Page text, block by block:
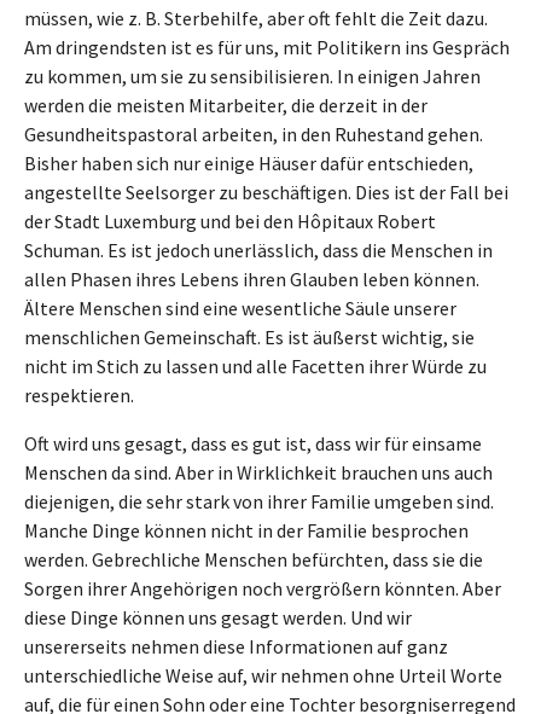
müssen, wie z. B. Sterbehilfe, aber oft fehlt die Zeit dazu.
Am dringendsten ist es für uns, mit Politikern ins Gespräch
zu kommen, um sie zu sensibilisieren. In einigen Jahren
werden die meisten Mitarbeiter, die derzeit in der
Gesundheitspastoral arbeiten, in den Ruhestand gehen.
Bisher haben sich nur einige Häuser dafür entschieden,
angestellte Seelsorger zu beschäftigen. Dies ist der Fall bei
der Stadt Luxemburg und bei den Hôpitaux Robert
Schuman. Es ist jedoch unerlässlich, dass die Menschen in
allen Phasen ihres Lebens ihren Glauben leben können.
Ältere Menschen sind eine wesentliche Säule unserer
menschlichen Gemeinschaft. Es ist äußerst wichtig, sie
nicht im Stich zu lassen und alle Facetten ihrer Würde zu
respektieren.
Oft wird uns gesagt, dass es gut ist, dass wir für einsame
Menschen da sind. Aber in Wirklichkeit brauchen uns auch
diejenigen, die sehr stark von ihrer Familie umgeben sind.
Manche Dinge können nicht in der Familie besprochen
werden. Gebrechliche Menschen befürchten, dass sie die
Sorgen ihrer Angehörigen noch vergrößern könnten. Aber
diese Dinge können uns gesagt werden. Und wir
unsererseits nehmen diese Informationen auf ganz
unterschiedliche Weise auf, wir nehmen ohne Urteil Worte
auf, die für einen Sohn oder eine Tochter besorgniserregend